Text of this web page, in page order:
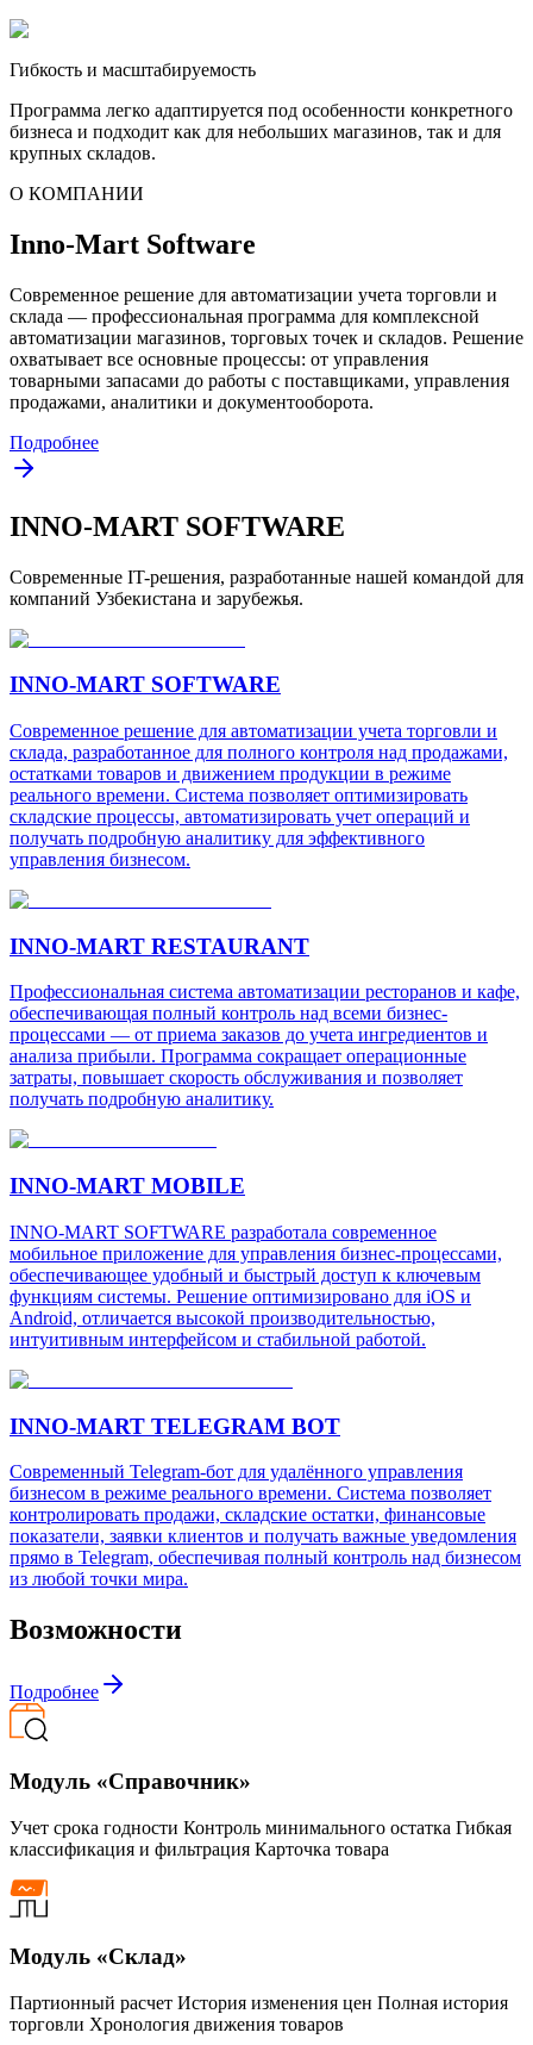
Гибкость и масштабируемость
Программа легко адаптируется под особенности конкретного
бизнеса и подходит как для небольших магазинов, так и для
крупных складов.
О КОМПАНИИ
Inno-Mart Software
Современное решение для автоматизации учета торговли и
склада — профессиональная программа для комплексной
автоматизации магазинов, торговых точек и складов. Решение
охватывает все основные процессы: от управления
товарными запасами до работы с поставщиками, управления
продажами, аналитики и документооборота.
Подробнее
INNO-MART SOFTWARE
Современные IT-решения, разработанные нашей командой для
компаний Узбекистана и зарубежья.
INNO-MART SOFTWARE
Современное решение для автоматизации учета торговли и
склада, разработанное для полного контроля над продажами,
остатками товаров и движением продукции в режиме
реального времени. Система позволяет оптимизировать
складские процессы, автоматизировать учет операций и
получать подробную аналитику для эффективного
управления бизнесом.
INNO-MART RESTAURANT
Профессиональная система автоматизации ресторанов и кафе,
обеспечивающая полный контроль над всеми бизнес-
процессами — от приема заказов до учета ингредиентов и
анализа прибыли. Программа сокращает операционные
затраты, повышает скорость обслуживания и позволяет
получать подробную аналитику.
INNO-MART MOBILE
INNO-MART SOFTWARE разработала современное
мобильное приложение для управления бизнес-процессами,
обеспечивающее удобный и быстрый доступ к ключевым
функциям системы. Решение оптимизировано для iOS и
Android, отличается высокой производительностью,
интуитивным интерфейсом и стабильной работой.
INNO-MART TELEGRAM BOT
Современный Telegram-бот для удалённого управления
бизнесом в режиме реального времени. Система позволяет
контролировать продажи, складские остатки, финансовые
показатели, заявки клиентов и получать важные уведомления
прямо в Telegram, обеспечивая полный контроль над бизнесом
из любой точки мира.
Возможности
Подробнее
Модуль «Справочник»
Учет срока годности Контроль минимального остатка Гибкая
классификация и фильтрация Карточка товара
Модуль «Склад»
Партионный расчет История изменения цен Полная история
торговли Хронология движения товаров